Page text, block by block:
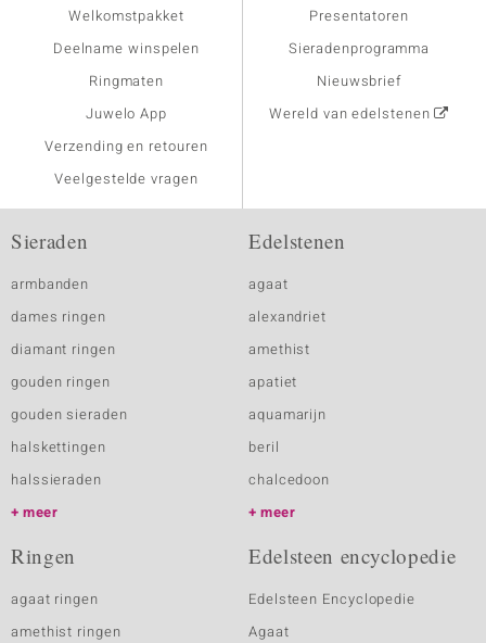
Welkomstpakket
Deelname winspelen
Ringmaten
Juwelo App
Verzending en retouren
Veelgestelde vragen
Presentatoren
Sieradenprogramma
Nieuwsbrief
Wereld van edelstenen
Sieraden
armbanden
dames ringen
diamant ringen
gouden ringen
gouden sieraden
halskettingen
halssieraden
meer
Edelstenen
agaat
alexandriet
amethist
apatiet
aquamarijn
beril
chalcedoon
meer
Ringen
agaat ringen
amethist ringen
Edelsteen encyclopedie
Edelsteen Encyclopedie
Agaat